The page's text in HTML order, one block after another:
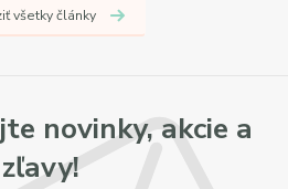
všetky články
novinky, akcie a
zľavy!